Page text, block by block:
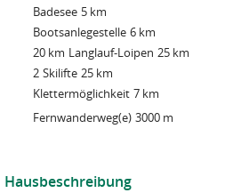
Badesee 5 km
Bootsanlegestelle 6 km
20 km Langlauf-Loipen 25 km
2 Skilifte 25 km
Klettermöglichkeit 7 km
Fernwanderweg(e) 3000 m
Hausbeschreibung